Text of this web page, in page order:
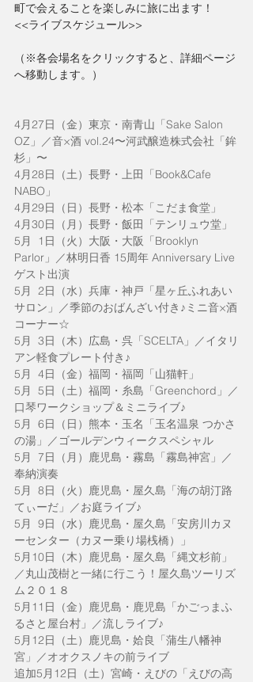
町で会えることを楽しみに旅に出ます！
<<ライブスケジュール>>
（※各会場名をクリックすると、詳細ページ
へ移動します。）
4月27日（金）東京・南青山「Sake Salon
OZ」／音×酒 vol.24〜河武醸造株式会社「鉾
杉」〜
4月28日（土）長野・上田「Book&Cafe
NABO」
4月29日（日）長野・松本「こだま食堂」
4月30日（月）長野・飯田「テンリュウ堂」
5月  1日（火）大阪・大阪「Brooklyn
Parlor」／林明日香 15周年 Anniversary Live
ゲスト出演
5月  2日（水）兵庫・神戸「星ヶ丘ふれあい
サロン」／季節のおばんざい付き♪ミニ音×酒
コーナー☆
5月  3日（木）広島・呉「SCELTA」／イタリ
アン軽食プレート付き♪
5月  4日（金）福岡・福岡「山猫軒」
5月  5日（土）福岡・糸島「Greenchord」／
口琴ワークショップ＆ミニライブ♪
5月  6日（日）熊本・玉名「玉名温泉 つかさ
の湯」／ゴールデンウィークスペシャル
5月  7日（月）鹿児島・霧島「霧島神宮」／
奉納演奏
5月  8日（火）鹿児島・屋久島「海の胡汀路
てぃーだ」／お庭ライブ♪
5月  9日（水）鹿児島・屋久島「安房川カヌ
ーセンター（カヌー乗り場桟橋）」
5月10日（木）鹿児島・屋久島「縄文杉前」
／丸山茂樹と一緒に行こう！屋久島ツーリズ
ム２０１８
5月11日（金）鹿児島・鹿児島「かごっまふ
るさと屋台村」／流しライブ♪
5月12日（土）鹿児島・姶良「蒲生八幡神
宮」／オオクスノキの前ライブ
追加5月12日（土）宮崎・えびの「えびの高